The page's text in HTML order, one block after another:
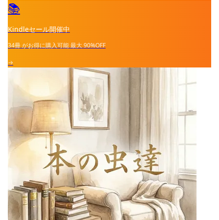
📚
Kindleセール開催中
34冊がお得に購入可能最大90%OFF
→